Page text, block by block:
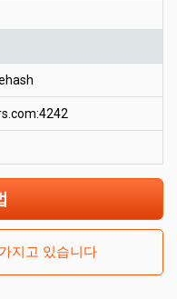
지고 있습니다